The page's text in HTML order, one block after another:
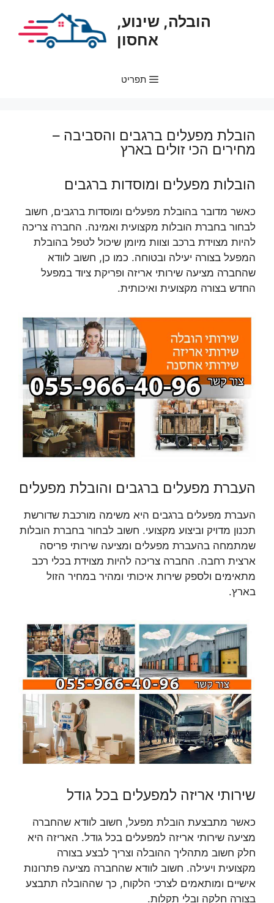
הובלה, שינוע,
אחסון
תפריט
הובלת מפעלים ברגבים והסביבה –
מחירים הכי זולים בארץ
הובלות מפעלים ומוסדות ברגבים
כאשר מדובר בהובלת מפעלים ומוסדות ברגבים, חשוב
לבחור בחברת הובלות מקצועית ואמינה. החברה צריכה
להיות מצוידת ברכב וצוות מיומן שיכול לטפל בהובלת
המפעל בצורה יעילה ובטוחה. כמו כן, חשוב לוודא
שהחברה מציעה שירותי אריזה ופריקת ציוד במפעל
החדש בצורה מקצועית ואיכותית.
העברת מפעלים ברגבים והובלת מפעלים
העברת מפעלים ברגבים היא משימה מורכבת שדורשת
תכנון מדויק וביצוע מקצועי. חשוב לבחור בחברת הובלות
שמתמחה בהעברת מפעלים ומציעה שירותי פריסה
ארצית רחבה. החברה צריכה להיות מצוידת בכלי רכב
מתאימים ולספק שירות איכותי ומהיר במחיר הזול
בארץ.
שירותי אריזה למפעלים בכל גודל
כאשר מתבצעת הובלת מפעל, חשוב לוודא שהחברה
מציעה שירותי אריזה למפעלים בכל גודל. האריזה היא
חלק חשוב מתהליך ההובלה וצריך לבצע בצורה
מקצועית ויעילה. חשוב לוודא שהחברה מציעה פתרונות
אישיים ומותאמים לצרכי הלקוח, כך שההובלה תתבצע
בצורה חלקה ובלי תקלות.